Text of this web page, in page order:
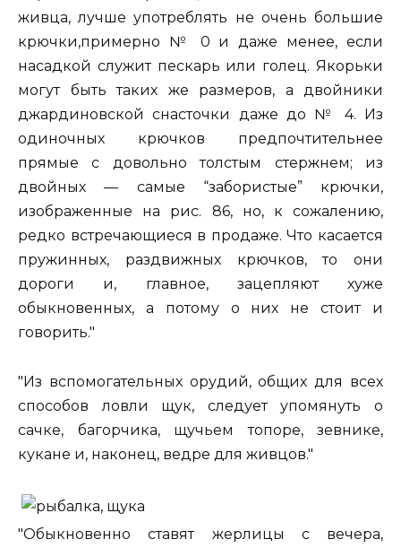
живца, лучше употреблять не очень большие
крючки,примерно № 0 и даже менее, если
насадкой служит пескарь или голец. Якорьки
могут быть таких же размеров, а двойники
джардиновской снасточки даже до № 4. Из
одиночных крючков предпочтительнее
прямые с довольно толстым стержнем; из
двойных — самые “забористые” крючки,
изображенные на рис. 86, но, к сожалению,
редко встречающиеся в продаже. Что касается
пружинных, раздвижных крючков, то они
дороги и, главное, зацепляют хуже
обыкновенных, а потому о них не стоит и
говорить."
"Из вспомогательных орудий, общих для всех
способов ловли щук, следует упомянуть о
сачке, багорчика, щучьем топоре, зевнике,
кукане и, наконец, ведре для живцов."
"Обыкновенно ставят жерлицы с вечера,